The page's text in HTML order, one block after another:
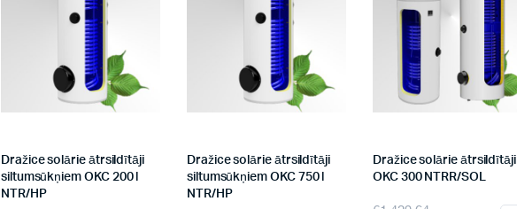
Dražice solārie ātrsildītāji
siltumsūkņiem OKC 200 l
NTR/HP
Dražice solārie ātrsildītāji
siltumsūkņiem OKC 750 l
NTR/HP
Dražice solārie ātrsildītāji
OKC 300 NTRR/SOL